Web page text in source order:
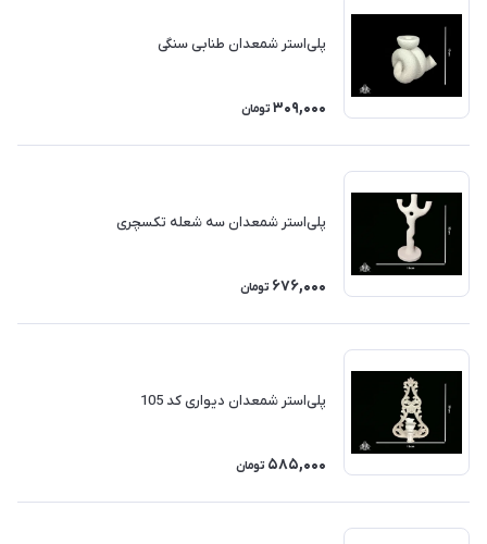
پلی‌استر شمعدان طنابی سنگی
309,000 تومان
پلی‌استر شمعدان سه شعله تکسچری
676,000 تومان
پلی‌استر شمعدان دیواری کد 105
585,000 تومان